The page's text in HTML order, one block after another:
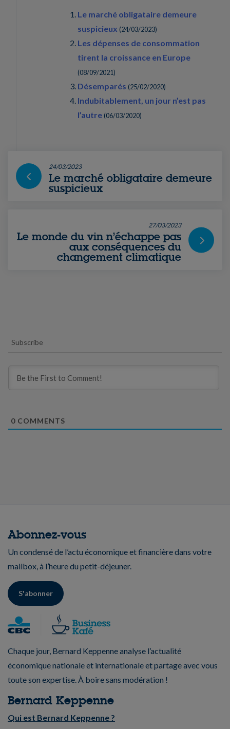
Le marché obligataire demeure
suspicieux (24/03/2023)
Les dépenses de consommation
tirent la croissance en Europe
(08/09/2021)
Désemparés (25/02/2020)
Indubitablement, un jour n’est pas
l’autre (06/03/2020)
24/03/2023
Le marché obligataire demeure
suspicieux
27/03/2023
Le monde du vin n’échappe pas
aux conséquences du
changement climatique
Subscribe
0 COMMENTS
Abonnez-vous
Un condensé de l’actu économique et financière dans votre
mailbox, à l’heure du petit-déjeuner.
S'abonner
Chaque jour, Bernard Keppenne analyse l’actualité
économique nationale et internationale et partage avec vous
toute son expertise. À boire sans modération !
Bernard Keppenne
Qui est Bernard Keppenne ?